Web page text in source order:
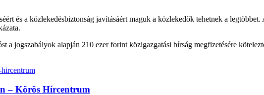
és a közlekedésbiztonság javításáért maguk a közlekedők tehetnek a
a jogszabályok alapján 210 ezer forint közigazgatási bírság megfizetésére
– Körös Hírcentrum